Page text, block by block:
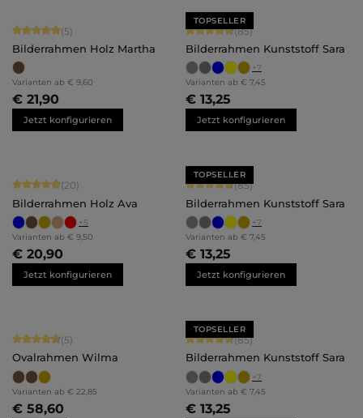
Durchschnittliche Bewertung von 5 von 5 Sternen
(5)
Bilderrahmen Holz Martha
Varianten ab € 9,60
€ 21,90
Jetzt konfigurieren
TOPSELLER
Durchschnittliche Bewertung von
(85)
Bilderrahmen Kunststoff Sara
+7
Varianten ab € 7,45
€ 13,25
Jetzt konfigurieren
Durchschnittliche Bewertung von 4.9 von 5 Sternen
(20)
Bilderrahmen Holz Ava
+5
Varianten ab € 9,50
€ 20,90
Jetzt konfigurieren
TOPSELLER
Durchschnittliche Bewertung von
(85)
Bilderrahmen Kunststoff Sara
+7
Varianten ab € 7,45
€ 13,25
Jetzt konfigurieren
Durchschnittliche Bewertung von 4.8 von 5 Sternen
(5)
Ovalrahmen Wilma
Varianten ab € 22,85
€ 58,60
TOPSELLER
Durchschnittliche Bewertung von
(85)
Bilderrahmen Kunststoff Sara
+7
Varianten ab € 7,45
€ 13,25